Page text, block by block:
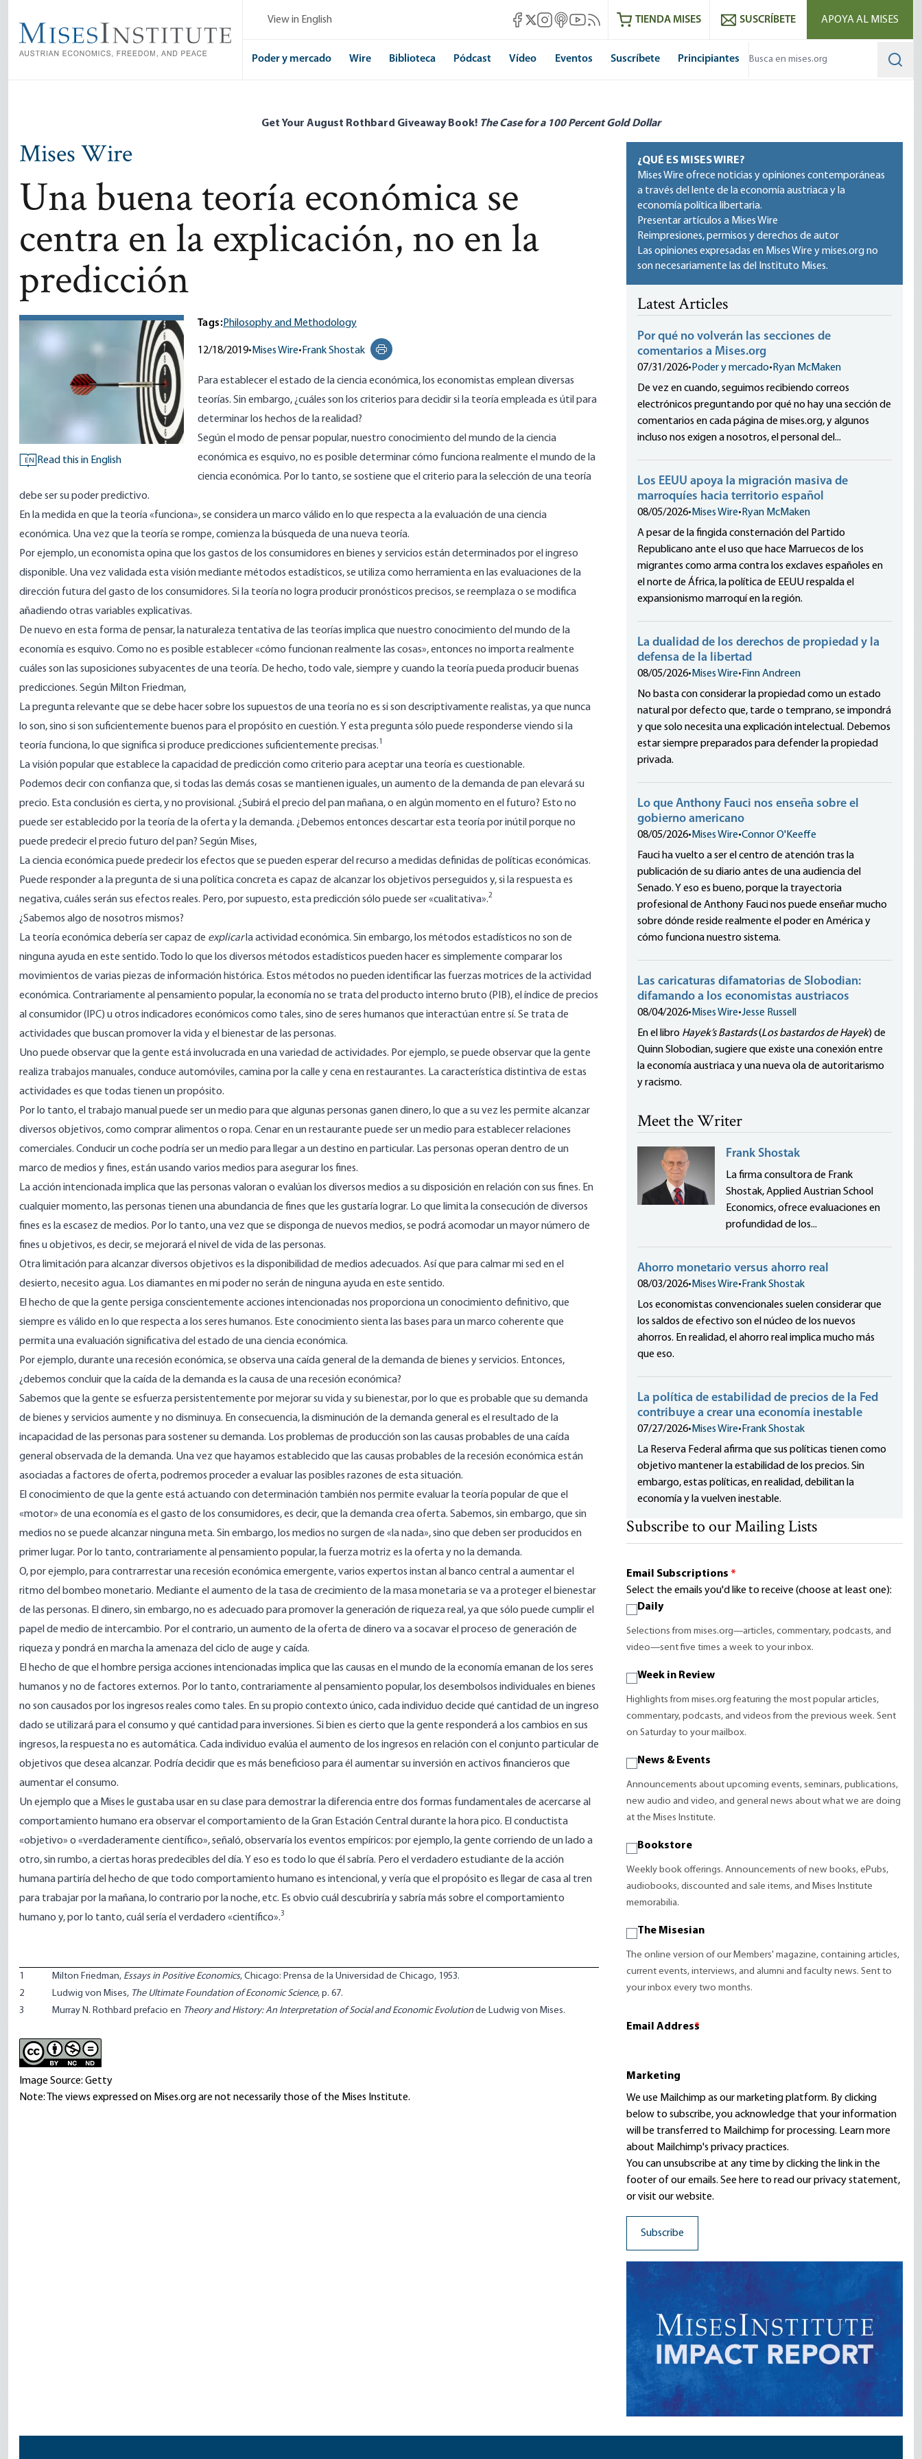
main
content
View in English Mises Facebook
Mises X
Mises Instagram
Mises itunes
Mises Youtube
Mises RSS feedTIENDA MISES SUSCRÍBETE APOYA AL MISES
Poder y mercado Wire Biblioteca Pódcast Vídeo Eventos Suscríbete Principiantes
Get Your August Rothbard Giveaway Book! The Case for a 100 Percent Gold Dollar
Mises Wire
Una buena teoría económica se
centra en la explicación, no en la
predicción
EN Read this in English
Tags:Philosophy and Methodology
12/18/2019• Mises Wire• Frank Shostak
Print this page
Para establecer el estado de la ciencia económica, los economistas emplean diversas
teorías. Sin embargo, ¿cuáles son los criterios para decidir si la teoría empleada es útil para
determinar los hechos de la realidad?
Según el modo de pensar popular, nuestro conocimiento del mundo de la ciencia
económica es esquivo, no es posible determinar cómo funciona realmente el mundo de la
ciencia económica. Por lo tanto, se sostiene que el criterio para la selección de una teoría
debe ser su poder predictivo.
En la medida en que la teoría «funciona», se considera un marco válido en lo que respecta a la evaluación de una ciencia
económica. Una vez que la teoría se rompe, comienza la búsqueda de una nueva teoría.
Por ejemplo, un economista opina que los gastos de los consumidores en bienes y servicios están determinados por el ingreso
disponible. Una vez validada esta visión mediante métodos estadísticos, se utiliza como herramienta en las evaluaciones de la
dirección futura del gasto de los consumidores. Si la teoría no logra producir pronósticos precisos, se reemplaza o se modifica
añadiendo otras variables explicativas.
De nuevo en esta forma de pensar, la naturaleza tentativa de las teorías implica que nuestro conocimiento del mundo de la
economía es esquivo. Como no es posible establecer «cómo funcionan realmente las cosas», entonces no importa realmente
cuáles son las suposiciones subyacentes de una teoría. De hecho, todo vale, siempre y cuando la teoría pueda producir buenas
predicciones. Según Milton Friedman,
La pregunta relevante que se debe hacer sobre los supuestos de una teoría no es si son descriptivamente realistas, ya que nunca
lo son, sino si son suficientemente buenos para el propósito en cuestión. Y esta pregunta sólo puede responderse viendo si la
teoría funciona, lo que significa si produce predicciones suficientemente precisas.1
La visión popular que establece la capacidad de predicción como criterio para aceptar una teoría es cuestionable.
Podemos decir con confianza que, si todas las demás cosas se mantienen iguales, un aumento de la demanda de pan elevará su
precio. Esta conclusión es cierta, y no provisional. ¿Subirá el precio del pan mañana, o en algún momento en el futuro? Esto no
puede ser establecido por la teoría de la oferta y la demanda. ¿Debemos entonces descartar esta teoría por inútil porque no
puede predecir el precio futuro del pan? Según Mises,
La ciencia económica puede predecir los efectos que se pueden esperar del recurso a medidas definidas de políticas económicas.
Puede responder a la pregunta de si una política concreta es capaz de alcanzar los objetivos perseguidos y, si la respuesta es
negativa, cuáles serán sus efectos reales. Pero, por supuesto, esta predicción sólo puede ser «cualitativa».2
¿Sabemos algo de nosotros mismos?
La teoría económica debería ser capaz de explicarla actividad económica. Sin embargo, los métodos estadísticos no son de
ninguna ayuda en este sentido. Todo lo que los diversos métodos estadísticos pueden hacer es simplemente comparar los
movimientos de varias piezas de información histórica. Estos métodos no pueden identificar las fuerzas motrices de la actividad
económica. Contrariamente al pensamiento popular, la economía no se trata del producto interno bruto (PIB), el índice de precios
al consumidor (IPC) u otros indicadores económicos como tales, sino de seres humanos que interactúan entre sí. Se trata de
actividades que buscan promover la vida y el bienestar de las personas.
Uno puede observar que la gente está involucrada en una variedad de actividades. Por ejemplo, se puede observar que la gente
realiza trabajos manuales, conduce automóviles, camina por la calle y cena en restaurantes. La característica distintiva de estas
actividades es que todas tienen un propósito.
Por lo tanto, el trabajo manual puede ser un medio para que algunas personas ganen dinero, lo que a su vez les permite alcanzar
diversos objetivos, como comprar alimentos o ropa. Cenar en un restaurante puede ser un medio para establecer relaciones
comerciales. Conducir un coche podría ser un medio para llegar a un destino en particular. Las personas operan dentro de un
marco de medios y fines, están usando varios medios para asegurar los fines.
La acción intencionada implica que las personas valoran o evalúan los diversos medios a su disposición en relación con sus fines. En
cualquier momento, las personas tienen una abundancia de fines que les gustaría lograr. Lo que limita la consecución de diversos
fines es la escasez de medios. Por lo tanto, una vez que se disponga de nuevos medios, se podrá acomodar un mayor número de
fines u objetivos, es decir, se mejorará el nivel de vida de las personas.
Otra limitación para alcanzar diversos objetivos es la disponibilidad de medios adecuados. Así que para calmar mi sed en el
desierto, necesito agua. Los diamantes en mi poder no serán de ninguna ayuda en este sentido.
El hecho de que la gente persiga conscientemente acciones intencionadas nos proporciona un conocimiento definitivo, que
siempre es válido en lo que respecta a los seres humanos. Este conocimiento sienta las bases para un marco coherente que
permita una evaluación significativa del estado de una ciencia económica.
Por ejemplo, durante una recesión económica, se observa una caída general de la demanda de bienes y servicios. Entonces,
¿debemos concluir que la caída de la demanda es la causa de una recesión económica?
Sabemos que la gente se esfuerza persistentemente por mejorar su vida y su bienestar, por lo que es probable que su demanda
de bienes y servicios aumente y no disminuya. En consecuencia, la disminución de la demanda general es el resultado de la
incapacidad de las personas para sostener su demanda. Los problemas de producción son las causas probables de una caída
general observada de la demanda. Una vez que hayamos establecido que las causas probables de la recesión económica están
asociadas a factores de oferta, podremos proceder a evaluar las posibles razones de esta situación.
El conocimiento de que la gente está actuando con determinación también nos permite evaluar la teoría popular de que el
«motor» de una economía es el gasto de los consumidores, es decir, que la demanda crea oferta. Sabemos, sin embargo, que sin
medios no se puede alcanzar ninguna meta. Sin embargo, los medios no surgen de «la nada», sino que deben ser producidos en
primer lugar. Por lo tanto, contrariamente al pensamiento popular, la fuerza motriz es la oferta y no la demanda.
O, por ejemplo, para contrarrestar una recesión económica emergente, varios expertos instan al banco central a aumentar el
ritmo del bombeo monetario. Mediante el aumento de la tasa de crecimiento de la masa monetaria se va a proteger el bienestar
de las personas. El dinero, sin embargo, no es adecuado para promover la generación de riqueza real, ya que sólo puede cumplir el
papel de medio de intercambio. Por el contrario, un aumento de la oferta de dinero va a socavar el proceso de generación de
riqueza y pondrá en marcha la amenaza del ciclo de auge y caída.
El hecho de que el hombre persiga acciones intencionadas implica que las causas en el mundo de la economía emanan de los seres
humanos y no de factores externos. Por lo tanto, contrariamente al pensamiento popular, los desembolsos individuales en bienes
no son causados por los ingresos reales como tales. En su propio contexto único, cada individuo decide qué cantidad de un ingreso
dado se utilizará para el consumo y qué cantidad para inversiones. Si bien es cierto que la gente responderá a los cambios en sus
ingresos, la respuesta no es automática. Cada individuo evalúa el aumento de los ingresos en relación con el conjunto particular de
objetivos que desea alcanzar. Podría decidir que es más beneficioso para él aumentar su inversión en activos financieros que
aumentar el consumo.
Un ejemplo que a Mises le gustaba usar en su clase para demostrar la diferencia entre dos formas fundamentales de acercarse al
comportamiento humano era observar el comportamiento de la Gran Estación Central durante la hora pico. El conductista
«objetivo» o «verdaderamente científico», señaló, observaría los eventos empíricos: por ejemplo, la gente corriendo de un lado a
otro, sin rumbo, a ciertas horas predecibles del día. Y eso es todo lo que él sabría. Pero el verdadero estudiante de la acción
humana partiría del hecho de que todo comportamiento humano es intencional, y vería que el propósito es llegar de casa al tren
para trabajar por la mañana, lo contrario por la noche, etc. Es obvio cuál descubriría y sabría más sobre el comportamiento
humano y, por lo tanto, cuál sería el verdadero «científico».3
1 Milton Friedman, Essays in Positive Economics, Chicago: Prensa de la Universidad de Chicago, 1953.
2
Ludwig von Mises, The Ultimate Foundation of Economic Science, p. 67.
3
Murray N. Rothbard prefacio en Theory and History: An Interpretation of Social and Economic Evolutionde Ludwig von Mises.
Image Source: Getty
Note: The views expressed on Mises.org are not necessarily those of the Mises Institute.
¿QUÉ ES MISES WIRE?
Mises Wire ofrece noticias y opiniones contemporáneas
a través del lente de la economía austriaca y la
economía política libertaria.
Presentar artículos a Mises Wire
Reimpresiones, permisos y derechos de autor
Las opiniones expresadas en Mises Wire y mises.org no
son necesariamente las del Instituto Mises.
Latest Articles
Por qué no volverán las secciones de
comentarios a Mises.org
07/31/2026• Poder y mercado• Ryan McMaken
De vez en cuando, seguimos recibiendo correos
electrónicos preguntando por qué no hay una sección de
comentarios en cada página de mises.org, y algunos
incluso nos exigen a nosotros, el personal del...
Los EEUU apoya la migración masiva de
marroquíes hacia territorio español
08/05/2026• Mises Wire• Ryan McMaken
A pesar de la fingida consternación del Partido
Republicano ante el uso que hace Marruecos de los
migrantes como arma contra los exclaves españoles en
el norte de África, la política de EEUU respalda el
expansionismo marroquí en la región.
La dualidad de los derechos de propiedad y la
defensa de la libertad
08/05/2026• Mises Wire• Finn Andreen
No basta con considerar la propiedad como un estado
natural por defecto que, tarde o temprano, se impondrá
y que solo necesita una explicación intelectual. Debemos
estar siempre preparados para defender la propiedad
privada.
Lo que Anthony Fauci nos enseña sobre el
gobierno americano
08/05/2026• Mises Wire•Connor O'Keeffe
Fauci ha vuelto a ser el centro de atención tras la
publicación de su diario antes de una audiencia del
Senado. Y eso es bueno, porque la trayectoria
profesional de Anthony Fauci nos puede enseñar mucho
sobre dónde reside realmente el poder en América y
cómo funciona nuestro sistema.
Las caricaturas difamatorias de Slobodian:
difamando a los economistas austriacos
08/04/2026• Mises Wire•Jesse Russell
En el libro Hayek’s Bastards(Los bastardos de Hayek) de
Quinn Slobodian, sugiere que existe una conexión entre
la economía austriaca y una nueva ola de autoritarismo
y racismo.
Meet the Writer
Frank Shostak
La firma consultora de Frank
Shostak, Applied Austrian School
Economics, ofrece evaluaciones en
profundidad de los...
Ahorro monetario versus ahorro real
08/03/2026• Mises Wire• Frank Shostak
Los economistas convencionales suelen considerar que
los saldos de efectivo son el núcleo de los nuevos
ahorros. En realidad, el ahorro real implica mucho más
que eso.
La política de estabilidad de precios de la Fed
contribuye a crear una economía inestable
07/27/2026• Mises Wire• Frank Shostak
La Reserva Federal afirma que sus políticas tienen como
objetivo mantener la estabilidad de los precios. Sin
embargo, estas políticas, en realidad, debilitan la
economía y la vuelven inestable.
Subscribe to our Mailing Lists
Email Subscriptions *
Select the emails you'd like to receive (choose at least one):
Daily
Selections from mises.org—articles, commentary, podcasts, and
video—sent five times a week to your inbox.
Week in Review
Highlights from mises.org featuring the most popular articles,
commentary, podcasts, and videos from the previous week. Sent
on Saturday to your mailbox.
News & Events
Announcements about upcoming events, seminars, publications,
new audio and video, and general news about what we are doing
at the Mises Institute.
Bookstore
Weekly book offerings. Announcements of new books, ePubs,
audiobooks, discounted and sale items, and Mises Institute
memorabilia.
The Misesian
The online version of our Members' magazine, containing articles,
current events, interviews, and alumni and faculty news. Sent to
your inbox every two months.
Email Address
*
Marketing
We use Mailchimp as our marketing platform. By clicking
below to subscribe, you acknowledge that your information
will be transferred to Mailchimp for processing. Learn more
about Mailchimp's privacy practices.
You can unsubscribe at any time by clicking the link in the
footer of our emails. See here to read ourprivacy statement,
or visit our website.